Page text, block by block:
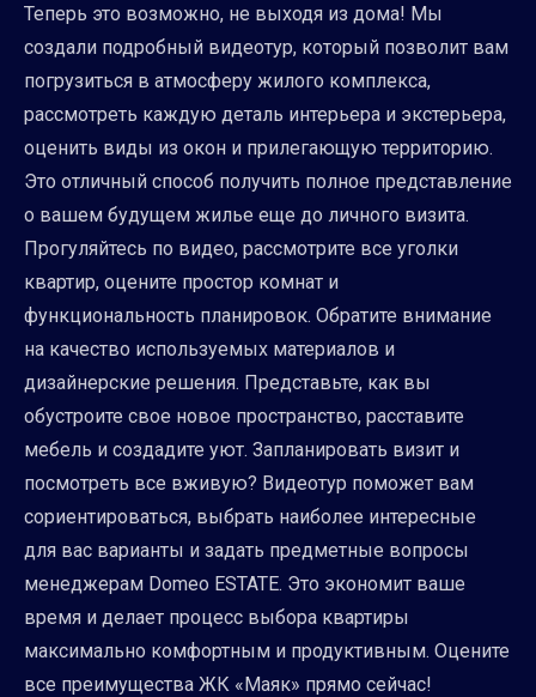
Теперь это возможно, не выходя из дома! Мы
создали подробный видеотур, который позволит вам
погрузиться в атмосферу жилого комплекса,
рассмотреть каждую деталь интерьера и экстерьера,
оценить виды из окон и прилегающую территорию.
Это отличный способ получить полное представление
о вашем будущем жилье еще до личного визита.
Прогуляйтесь по видео, рассмотрите все уголки
квартир, оцените простор комнат и
функциональность планировок. Обратите внимание
на качество используемых материалов и
дизайнерские решения. Представьте, как вы
обустроите свое новое пространство, расставите
мебель и создадите уют. Запланировать визит и
посмотреть все вживую? Видеотур поможет вам
сориентироваться, выбрать наиболее интересные
для вас варианты и задать предметные вопросы
менеджерам Domeo ESTATE. Это экономит ваше
время и делает процесс выбора квартиры
максимально комфортным и продуктивным. Оцените
все преимущества ЖК «Маяк» прямо сейчас!